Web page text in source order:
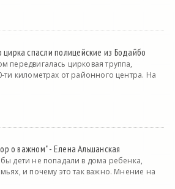
спасли полицейские из Бодайбо
передвигалась цирковая труппа,
ти километрах от районного центра. На
о важном" - Елена Альшанская
дети не попадали в дома ребенка,
и почему это так важно. Мнение на